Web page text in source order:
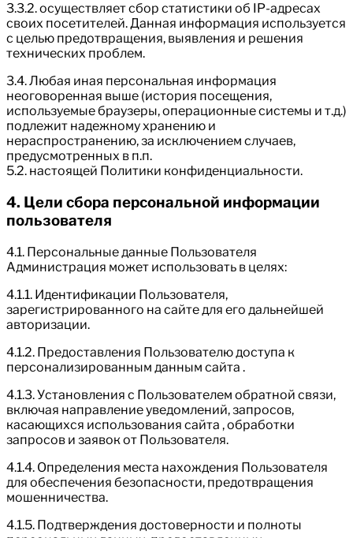
3.3.2. осуществляет сбор статистики об IP-адресах
своих посетителей. Данная информация используется
с целью предотвращения, выявления и решения
технических проблем.
3.4. Любая иная персональная информация
неоговоренная выше (история посещения,
используемые браузеры, операционные системы и т.д.)
подлежит надежному хранению и
нераспространению, за исключением случаев,
предусмотренных в п.п.
5.2. настоящей Политики конфиденциальности.
4. Цели сбора персональной информации
пользователя
4.1. Персональные данные Пользователя
Администрация может использовать в целях:
4.1.1. Идентификации Пользователя,
зарегистрированного на сайте для его дальнейшей
авторизации.
4.1.2. Предоставления Пользователю доступа к
персонализированным данным сайта .
4.1.3. Установления с Пользователем обратной связи,
включая направление уведомлений, запросов,
касающихся использования сайта , обработки
запросов и заявок от Пользователя.
4.1.4. Определения места нахождения Пользователя
для обеспечения безопасности, предотвращения
мошенничества.
4.1.5. Подтверждения достоверности и полноты